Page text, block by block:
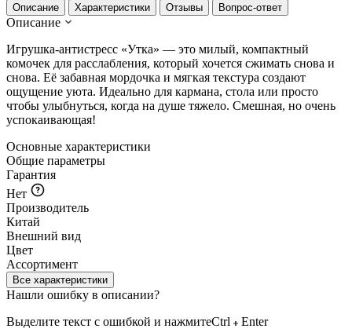
Описание Характеристики Отзывы Вопрос-ответ
Описание
Игрушка-антистресс «Утка» — это милый, компактный
комочек для расслабления, который хочется сжимать снова и
снова. Её забавная мордочка и мягкая текстура создают
ощущение уюта. Идеально для кармана, стола или просто
чтобы улыбнуться, когда на душе тяжело. Смешная, но очень
успокаивающая!
Основные характеристики
Общие параметры
Гарантия
Нет
Производитель
Китай
Внешний вид
Цвет
Ассортимент
Все характеристики
Нашли ошибку в описании?
Выделите текст с ошибкой и нажмитеCtrl
Enter